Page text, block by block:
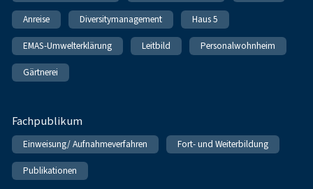
Anreise Diversitymanagement Haus 5
EMAS-Umwelterklärung Leitbild Personalwohnheim
Gärtnerei
Fachpublikum
Einweisung/ Aufnahmeverfahren Fort- und Weiterbildung
Publikationen